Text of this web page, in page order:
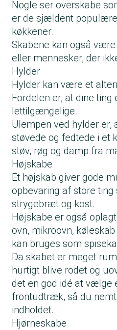
Nogle ser overskabe
er de sjældent
køkkener.
Skabene kan også
eller mennesker, der
Hylder
Hylder kan være et
Fordelen er, at dine ting
lettilgængelige.
Ulempen ved hylder er,
støvede og fedtede i et
støv, røg og damp fra
Højskabe
Et højskab giver gode
opbevaring af store ting
strygebræt og kost.
Højskabe er også
ovn, mikroovn,
kan bruges som
Da skabet er meget
hurtigt blive rodet og
det en god idé at vælge
frontudtræk, så du
indholdet.
Hjørneskabe